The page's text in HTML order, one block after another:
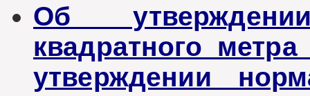
Об
квадратного
утверждении